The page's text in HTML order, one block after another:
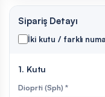
Sipariş Detayı
İki kutu / farklı
1. Kutu
Dioprti (Sph) *